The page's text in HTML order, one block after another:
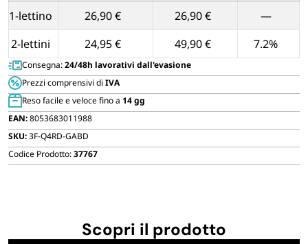
Tabella dei prezzi unitari in base alla quantità di Pezzi
1-lettino
26,90 € 26,90 €
—
2-lettini
24,95 € 49,90 € 7.2%
Consegna:24/48h lavorativi dall'evasione
Prezzi comprensivi di IVA
Reso facile e veloce fino a 14 gg
EAN:8053683011988
SKU:3F-Q4RD-GABD
Codice Prodotto:37767
Scopri il prodotto